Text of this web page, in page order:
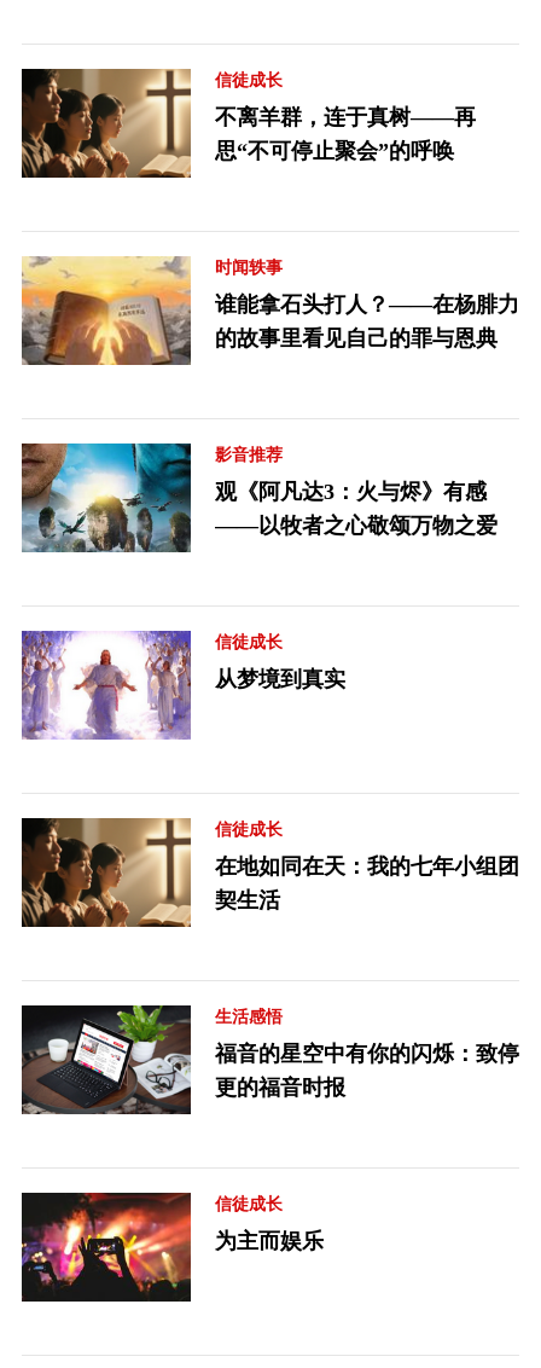
信徒成长
不离羊群，连于真树——再
思“不可停止聚会”的呼唤
时闻轶事
谁能拿石头打人？——在杨腓力
的故事里看见自己的罪与恩典
影音推荐
观《阿凡达3：火与烬》有感
——以牧者之心敬颂万物之爱
信徒成长
从梦境到真实
信徒成长
在地如同在天：我的七年小组团
契生活
生活感悟
福音的星空中有你的闪烁：致停
更的福音时报
信徒成长
为主而娱乐